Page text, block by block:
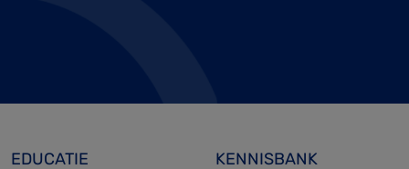
EDUCATIE KENNISBANK